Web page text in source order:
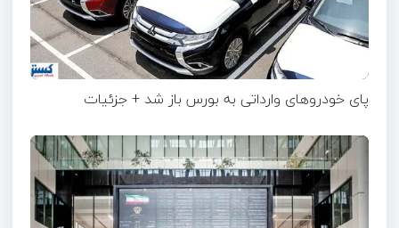
پای خودروهای وارداتی به بورس باز شد + جزئیات